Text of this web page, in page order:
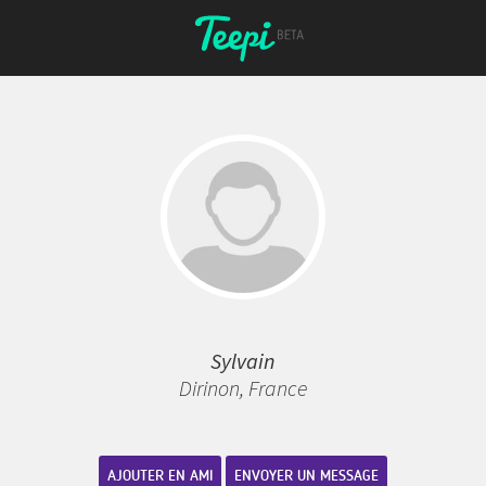
Sylvain
Dirinon, France
AJOUTER EN AMI ENVOYER UN MESSAGE